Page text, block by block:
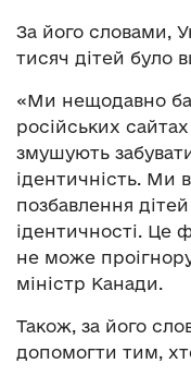
За його словами,
тисяч дітей було
«Ми нещодавно
російських
змушують
ідентичність. Ми
позбавлення
ідентичності. Це
не може
міністр Канади
Також, за його
допомогти тим,